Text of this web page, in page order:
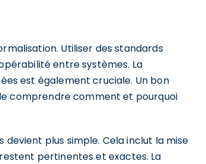
Utiliser des standards
entre systèmes. La
est également cruciale. Un bon
comprendre comment et pourquoi
plus simple. Cela inclut la mise
pertinentes et exactes. La